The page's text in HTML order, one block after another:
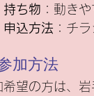
持ち物 ：動き
申込方法 ：チ
加方法
希望の方は、